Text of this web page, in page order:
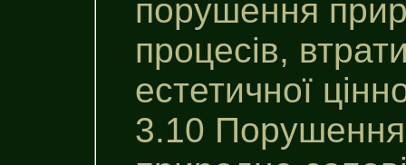
порушення
процесів,
естетичної
3.10 Порушення